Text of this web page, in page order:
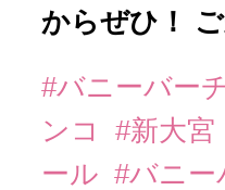
からぜひ！
#バニーバー
ンコ
#新大宮
ール #バニー